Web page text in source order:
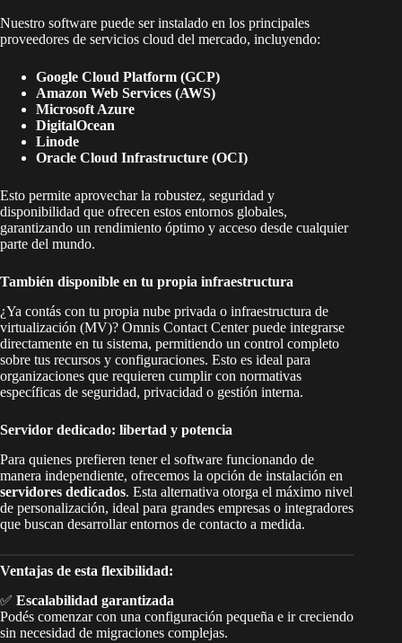
Nuestro software puede ser instalado en los principales
proveedores de servicios cloud del mercado, incluyendo:
Google Cloud Platform (GCP)
Amazon Web Services (AWS)
Microsoft Azure
DigitalOcean
Linode
Oracle Cloud Infrastructure (OCI)
Esto permite aprovechar la robustez, seguridad y
disponibilidad que ofrecen estos entornos globales,
garantizando un rendimiento óptimo y acceso desde cualquier
parte del mundo.
También disponible en tu propia infraestructura
¿Ya contás con tu propia nube privada o infraestructura de
virtualización (MV)? Omnis Contact Center puede integrarse
directamente en tu sistema, permitiendo un control completo
sobre tus recursos y configuraciones. Esto es ideal para
organizaciones que requieren cumplir con normativas
específicas de seguridad, privacidad o gestión interna.
Servidor dedicado: libertad y potencia
Para quienes prefieren tener el software funcionando de
manera independiente, ofrecemos la opción de instalación en
servidores dedicados. Esta alternativa otorga el máximo nivel
de personalización, ideal para grandes empresas o integradores
que buscan desarrollar entornos de contacto a medida.
Ventajas de esta flexibilidad:
✅ Escalabilidad garantizada
Podés comenzar con una configuración pequeña e ir creciendo
sin necesidad de migraciones complejas.